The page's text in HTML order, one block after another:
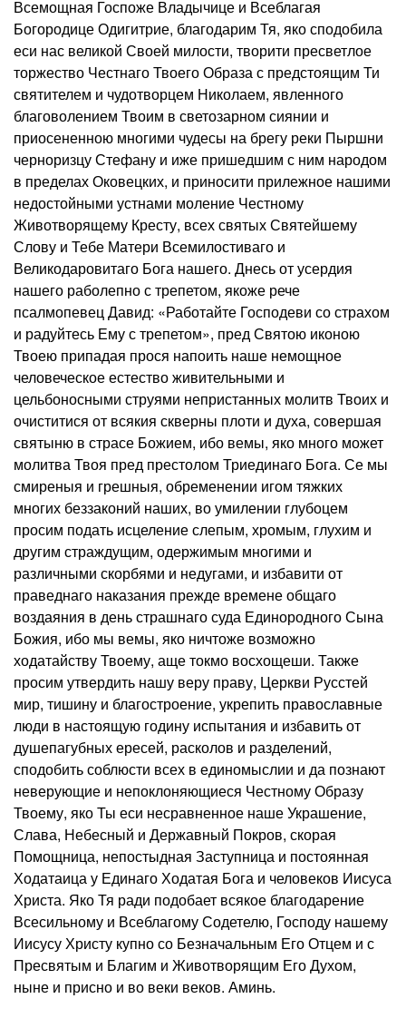
Всемощная Госпоже Владычице и Всеблагая
Богородице Одигитрие, благодарим Тя, яко сподобила
еси нас великой Своей милости, творити пресветлое
торжество Честнаго Твоего Образа с предстоящим Ти
святителем и чудотворцем Николаем, явленного
благоволением Твоим в светозарном сиянии и
приосененною многими чудесы на брегу реки Пыршни
черноризцу Стефану и иже пришедшим с ним народом
в пределах Оковецких, и приносити прилежное нашими
недостойными устнами моление Честному
Животворящему Кресту, всех святых Святейшему
Слову и Тебе Матери Всемилостиваго и
Великодаровитаго Бога нашего. Днесь от усердия
нашего раболепно с трепетом, якоже рече
псалмопевец Давид: «Работайте Господеви со страхом
и радуйтесь Ему с трепетом», пред Святою иконою
Твоею припадая прося напоить наше немощное
человеческое естество живительными и
цельбоносными струями непристанных молитв Твоих и
очиститися от всякия скверны плоти и духа, совершая
святыню в страсе Божием, ибо вемы, яко много может
молитва Твоя пред престолом Триединаго Бога. Се мы
смиреныя и грешныя, обременении игом тяжких
многих беззаконий наших, во умилении глубоцем
просим подать исцеление слепым, хромым, глухим и
другим страждущим, одержимым многими и
различными скорбями и недугами, и избавити от
праведнаго наказания прежде времене общаго
воздаяния в день страшнаго суда Единородного Сына
Божия, ибо мы вемы, яко ничтоже возможно
ходатайству Твоему, аще токмо восхощеши. Также
просим утвердить нашу веру праву, Церкви Русстей
мир, тишину и благостроение, укрепить православные
люди в настоящую годину испытания и избавить от
душепагубных ересей, расколов и разделений,
сподобить соблюсти всех в единомыслии и да познают
неверующие и непоклоняющиеся Честному Образу
Твоему, яко Ты еси несравненное наше Украшение,
Слава, Небесный и Державный Покров, скорая
Помощница, непостыдная Заступница и постоянная
Ходатаица у Единаго Ходатая Бога и человеков Иисуса
Христа. Яко Тя ради подобает всякое благодарение
Всесильному и Всеблагому Содетелю, Господу нашему
Иисусу Христу купно со Безначальным Его Отцем и с
Пресвятым и Благим и Животворящим Его Духом,
ныне и присно и во веки веков. Аминь.